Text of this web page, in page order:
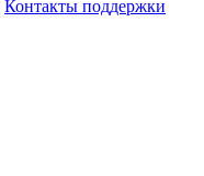
Контакты поддержки